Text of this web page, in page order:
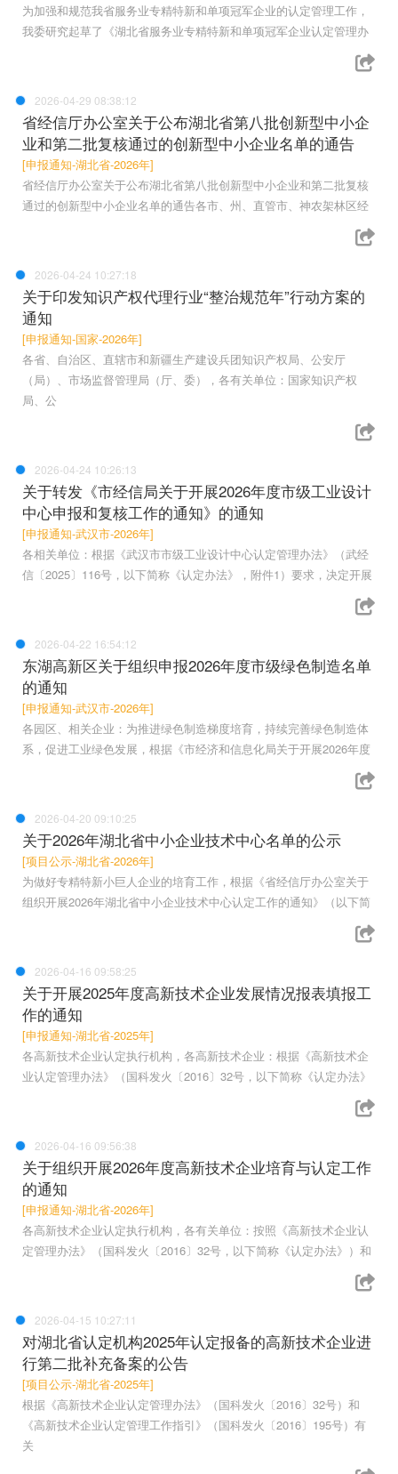
为加强和规范我省服务业专精特新和单项冠军企业的认定管理工作，
我委研究起草了《湖北省服务业专精特新和单项冠军企业认定管理办
2026-04-29 08:38:12
省经信厅办公室关于公布湖北省第八批创新型中小企
业和第二批复核通过的创新型中小企业名单的通告
[申报通知-湖北省-2026年]
省经信厅办公室关于公布湖北省第八批创新型中小企业和第二批复核
通过的创新型中小企业名单的通告各市、州、直管市、神农架林区经
2026-04-24 10:27:18
关于印发知识产权代理行业“整治规范年”行动方案的
通知
[申报通知-国家-2026年]
各省、自治区、直辖市和新疆生产建设兵团知识产权局、公安厅
（局）、市场监督管理局（厅、委），各有关单位：国家知识产权
局、公
2026-04-24 10:26:13
关于转发《市经信局关于开展2026年度市级工业设计
中心申报和复核工作的通知》的通知
[申报通知-武汉市-2026年]
各相关单位：根据《武汉市市级工业设计中心认定管理办法》（武经
信〔2025〕116号，以下简称《认定办法》，附件1）要求，决定开展
2026-04-22 16:54:12
东湖高新区关于组织申报2026年度市级绿色制造名单
的通知
[申报通知-武汉市-2026年]
各园区、相关企业：为推进绿色制造梯度培育，持续完善绿色制造体
系，促进工业绿色发展，根据《市经济和信息化局关于开展2026年度
2026-04-20 09:10:25
关于2026年湖北省中小企业技术中心名单的公示
[项目公示-湖北省-2026年]
为做好专精特新小巨人企业的培育工作，根据《省经信厅办公室关于
组织开展2026年湖北省中小企业技术中心认定工作的通知》（以下简
2026-04-16 09:58:25
关于开展2025年度高新技术企业发展情况报表填报工
作的通知
[申报通知-湖北省-2025年]
各高新技术企业认定执行机构，各高新技术企业：根据《高新技术企
业认定管理办法》（国科发火〔2016〕32号，以下简称《认定办法》
2026-04-16 09:56:38
关于组织开展2026年度高新技术企业培育与认定工作
的通知
[申报通知-湖北省-2026年]
各高新技术企业认定执行机构，各有关单位：按照《高新技术企业认
定管理办法》（国科发火〔2016〕32号，以下简称《认定办法》）和
2026-04-15 10:27:11
对湖北省认定机构2025年认定报备的高新技术企业进
行第二批补充备案的公告
[项目公示-湖北省-2025年]
根据《高新技术企业认定管理办法》（国科发火〔2016〕32号）和
《高新技术企业认定管理工作指引》（国科发火〔2016〕195号）有
关